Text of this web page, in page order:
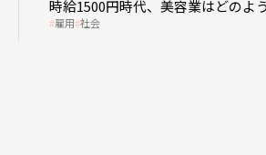
時給1500円時代、美容業はどのような
影響を受けるのか？
雇用 社会